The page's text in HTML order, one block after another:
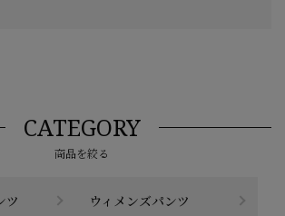
CATEGORY
商品を絞る
ツ ウィメンズパンツ